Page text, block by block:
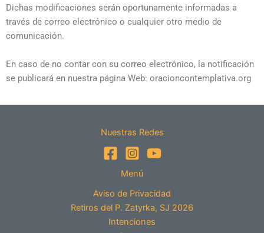
Dichas modificaciones serán oportunamente informadas a
través de correo electrónico o cualquier otro medio de
comunicación.
En caso de no contar con su correo electrónico, la notificación
se publicará en nuestra página Web: oracioncontemplativa.org
Nuestras Redes
Menú
Aviso de Privacidad
Retiros del P. Zatyrka, SJ 2026
Intenciones